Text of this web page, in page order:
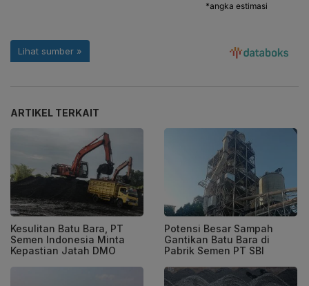
ARTIKEL TERKAIT
Kesulitan Batu Bara, PT
Semen Indonesia Minta
Kepastian Jatah DMO
Potensi Besar Sampah
Gantikan Batu Bara di
Pabrik Semen PT SBI